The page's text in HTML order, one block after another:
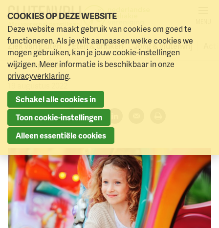
Naar menu Naar hoofdinhoud
Ziek van gluten Eten & drinken Jong & glutenvrij
Glutenvrij eten in pretpark
Plopsaland, Duinrell, Phantasialand…ons land kent aardig
wat pretparken.
Deel dit artikel:
Facebook
Twitter
COOKIES OP DEZE WEBSITE
Deze website maakt gebruik van cookies om goed te
functioneren. Als je wilt aanpassen welke cookies we
mogen gebruiken, kan je jouw cookie-instellingen
wijzigen. Meer informatie is beschikbaar in onze
privacyverklaring.
Schakel alle cookies in
Toon cookie-instellingen
Alleen essentiële cookies